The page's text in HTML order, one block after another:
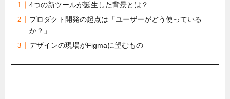
4つの新ツールが誕生した背景とは？
プロダクト開発の起点は「ユーザーがどう使っている
か？」
デザインの現場がFigmaに望むもの